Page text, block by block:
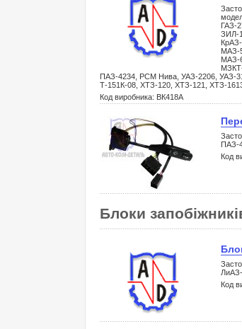
ГАЗ-
ЗИЛ-
МАЗ-
МАЗ-
ПАЗ-4234, РСМ Нива, УАЗ-2206, УАЗ-
Т-151К-08, ХТЗ-120, ХТЗ-121, ХТЗ-
Код виробника: ВК418А
ПАЗ-
Код
Блоки
Код